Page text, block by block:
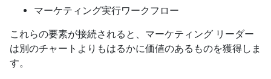
マーケティング実行ワークフロー
これらの要素が接続されると、マーケティング リーダー
は別のチャートよりもはるかに価値のあるものを獲得しま
す。